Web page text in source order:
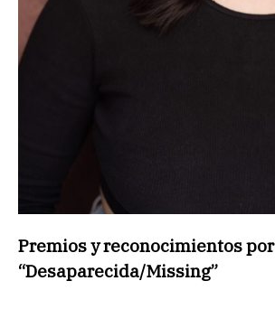
Premios y reconocimientos por
“Desaparecida/Missing”